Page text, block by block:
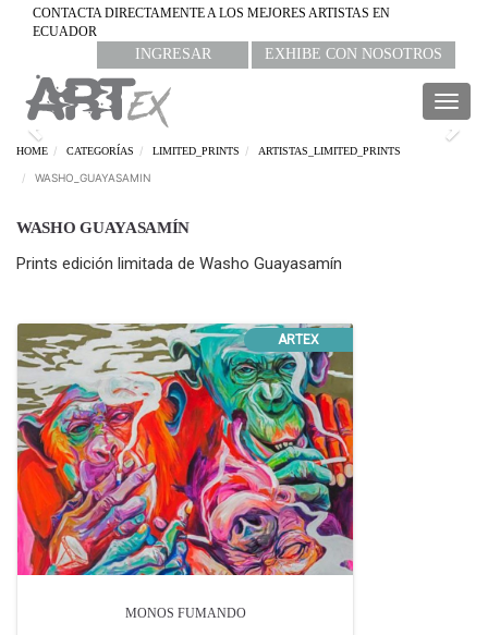
CONTACTA DIRECTAMENTE A LOS MEJORES ARTISTAS EN
ECUADOR
INGRESAR EXHIBE CON NOSOTROS
Previous
HOME CATEGORÍAS LIMITED_PRINTS ARTISTAS_LIMITED_PRINTS
WASHO_GUAYASAMIN
WASHO GUAYASAMÍN
Prints edición limitada de Washo Guayasamín
MONOS FUMANDO